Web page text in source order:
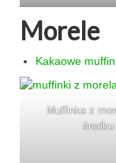
Morele
Kakaowe
Muffinka z
środku